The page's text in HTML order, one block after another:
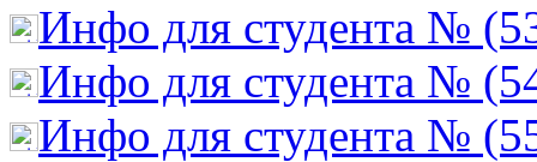
Инфо для студента №
Инфо для студента №
Инфо для студента №